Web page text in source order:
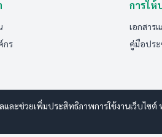
กร
การให้
เอกสาร
คู่มือปร
ช่วยเพิ่มประสิทธิภาพการใช้งานเว็บไซต์